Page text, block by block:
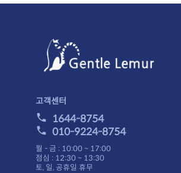
고객센터
1644-8754
010-9224-8754
월 - 금 : 10:00 ~ 17:00
점심 : 12:30 ~ 13:30
토, 일, 공휴일 휴무